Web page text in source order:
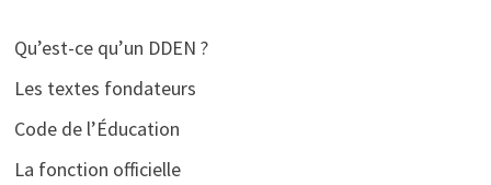
Qu’est-ce qu’un DDEN ?
Les textes fondateurs
Code de l’Éducation
La fonction officielle